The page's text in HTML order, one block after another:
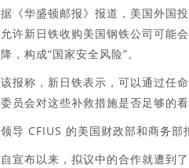
据《华盛顿邮报》报道，美国外国
允许新日铁收购美国钢铁公司可能
降，构成“国家安全风险”。
该报称，新日铁表示，可以通过任
委员会对这些补救措施是否足够的看
领导 CFIUS 的美国财政部和商务部
自宣布以来，拟议中的合作就遭到